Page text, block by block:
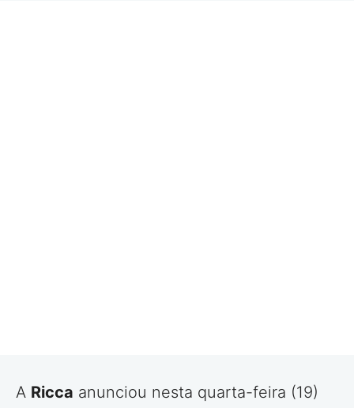
A Ricca anunciou nesta quarta-feira (19)